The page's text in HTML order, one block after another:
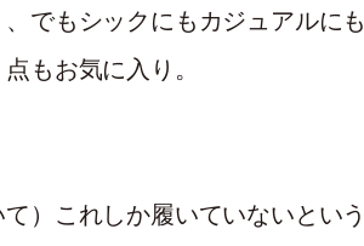
でもシックにもカジュアルにも
もお気に入り。
）これしか履いていないという